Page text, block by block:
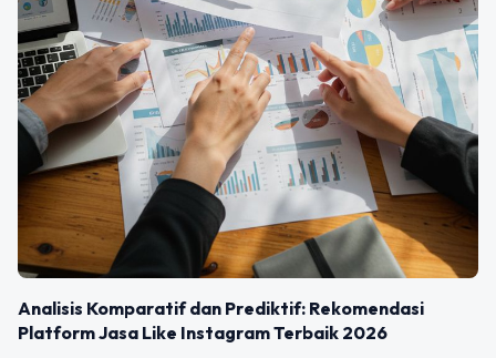
Analisis Komparatif dan Prediktif: Rekomendasi
Platform Jasa Like Instagram Terbaik 2026